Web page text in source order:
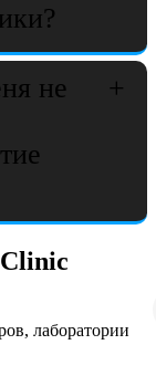
не